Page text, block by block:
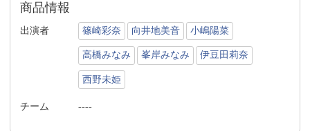
商品情報
出演者 篠崎彩奈 向井地美音 小嶋陽菜
高橋みなみ 峯岸みなみ 伊豆田莉奈
西野未姫
チーム ----